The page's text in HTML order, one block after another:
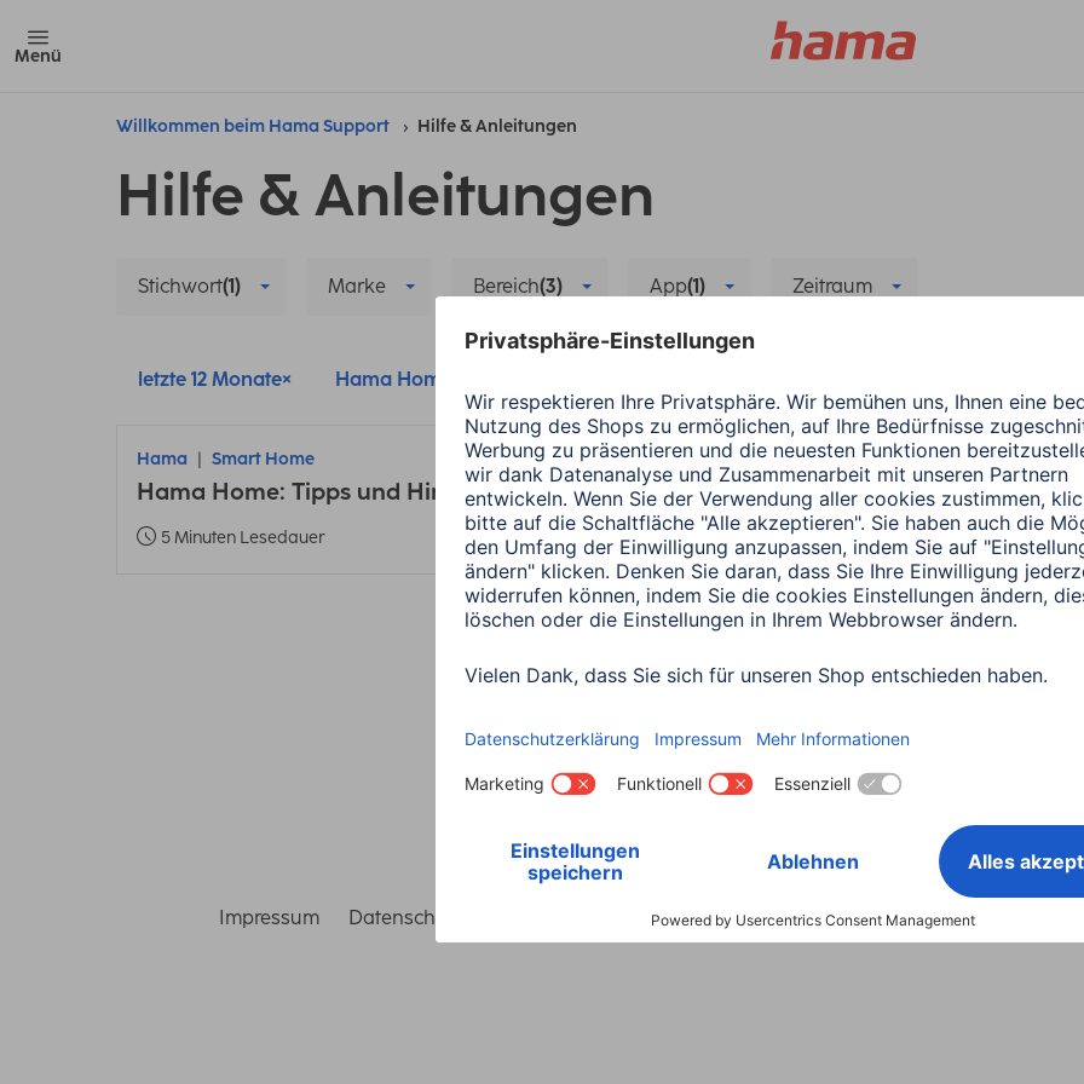
Menü
Willkommen beim Hama Support Hilfe & Anleitungen
Hilfe & Anleitungen
Stichwort(1) Marke Bereich(3) App(1) Zeitraum
letzte 12 Monate Hama Home
Hama Smart Home
Hama Home: Tipps und Hinweise zur neuen App
5 Minuten Lesedauer
Land wählen
Impressum Datenschutz Garantiebestimmungen Konformitätserklärungen